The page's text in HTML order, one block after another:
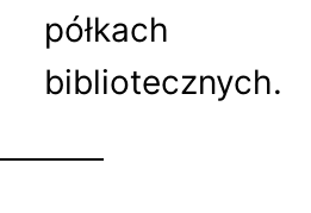
półkach
bibliotecznych.